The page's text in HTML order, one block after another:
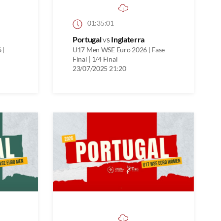
|
01:35:01
Portugalvs Inglaterra
U17 Men WSE Euro 2026 | Fase
Final | 1/4 Final
23/07/2025 21:20